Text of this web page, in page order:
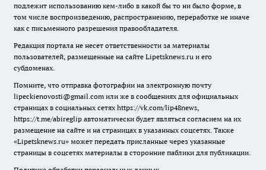
подлежит использованию кем-либо в какой бы то ни было форме, в
том числе воспроизведению, распространению, переработке не иначе
как с письменного разрешения правообладателя.
Редакция портала не несет ответственности за материалы
пользователей, размещенные на сайте Lipetsknews.ru и его
субдоменах.
Помните, что отправка фотографии на электронную почту
lipeckienovosti@gmail.com или же в сообщениях для официальных
страницах в социальных сетях https://vk.com/lip48news,
https://t.me/abireglip автоматически будет являться согласием на их
размещение на сайте и на страницах в указанных соцсетях. Также
«Lipetsknews.ru» может передать присланные через указанные
страницы в соцсетях материалы в сторонние паблики для публикации.